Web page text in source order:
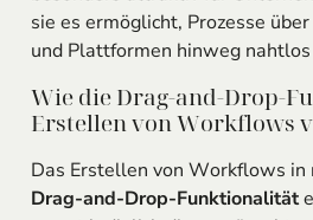
sie es ermöglicht, Prozesse
und Plattformen hinweg
Wie die Drag-and-Drop-
Erstellen von Workflows
Das Erstellen von Workflows in
Drag-and-Drop-Funktionalität